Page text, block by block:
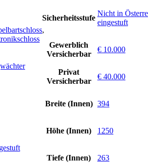
,
Sicherheitsstufe
Nicht in
eingestuft
Gewerblich
Versicherbar
€ 10.000
Privat
Versicherbar
€ 40.000
Breite (Innen) 394
Höhe (Innen) 1250
Tiefe (Innen) 263